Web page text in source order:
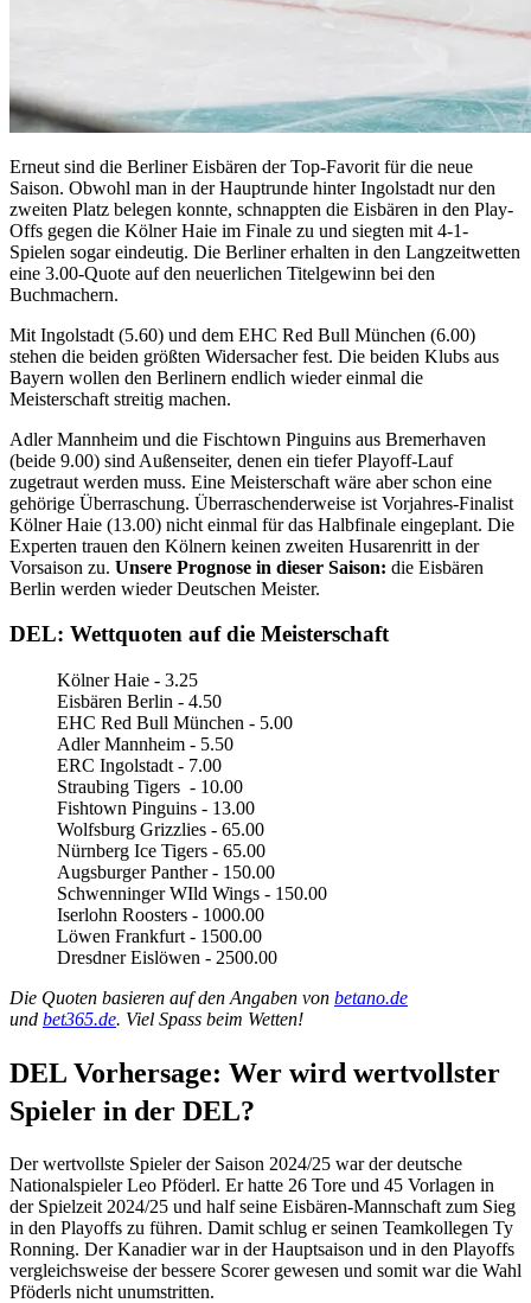
Erneut sind die Berliner Eisbären der Top-Favorit für die neue
Saison. Obwohl man in der Hauptrunde hinter Ingolstadt nur den
zweiten Platz belegen konnte, schnappten die Eisbären in den Play-
Offs gegen die Kölner Haie im Finale zu und siegten mit 4-1-
Spielen sogar eindeutig. Die Berliner erhalten in den Langzeitwetten
eine 3.00-Quote auf den neuerlichen Titelgewinn bei den
Buchmachern.
Mit Ingolstadt (5.60) und dem EHC Red Bull München (6.00)
stehen die beiden größten Widersacher fest. Die beiden Klubs aus
Bayern wollen den Berlinern endlich wieder einmal die
Meisterschaft streitig machen.
Adler Mannheim und die Fischtown Pinguins aus Bremerhaven
(beide 9.00) sind Außenseiter, denen ein tiefer Playoff-Lauf
zugetraut werden muss. Eine Meisterschaft wäre aber schon eine
gehörige Überraschung. Überraschenderweise ist Vorjahres-Finalist
Kölner Haie (13.00) nicht einmal für das Halbfinale eingeplant. Die
Experten trauen den Kölnern keinen zweiten Husarenritt in der
Vorsaison zu. Unsere Prognose in dieser Saison: die Eisbären
Berlin werden wieder Deutschen Meister.
DEL: Wettquoten auf die Meisterschaft
Kölner Haie - 3.25
Eisbären Berlin - 4.50
EHC Red Bull München - 5.00
Adler Mannheim - 5.50
ERC Ingolstadt - 7.00
Straubing Tigers - 10.00
Fishtown Pinguins - 13.00
Wolfsburg Grizzlies - 65.00
Nürnberg Ice Tigers - 65.00
Augsburger Panther - 150.00
Schwenninger WIld Wings - 150.00
Iserlohn Roosters - 1000.00
Löwen Frankfurt - 1500.00
Dresdner Eislöwen - 2500.00
Die Quoten basieren auf den Angaben von betano.de
und bet365.de. Viel Spass beim Wetten!
DEL Vorhersage: Wer wird wertvollster
Spieler in der DEL?
Der wertvollste Spieler der Saison 2024/25 war der deutsche
Nationalspieler Leo Pföderl. Er hatte 26 Tore und 45 Vorlagen in
der Spielzeit 2024/25 und half seine Eisbären-Mannschaft zum Sieg
in den Playoffs zu führen. Damit schlug er seinen Teamkollegen Ty
Ronning. Der Kanadier war in der Hauptsaison und in den Playoffs
vergleichsweise der bessere Scorer gewesen und somit war die Wahl
Pföderls nicht unumstritten.